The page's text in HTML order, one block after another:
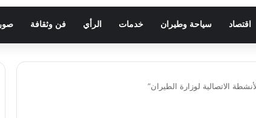
اقتصاد سياحة وطيران خدمات الرأي فن وثقافة
الاتصالية لوزارة الطيران”